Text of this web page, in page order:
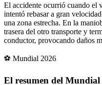
El accidente ocurrió cuando el
intentó rebasar a gran
una zona estrecha. En la
trasera del otro transporte y
conductor, provocando daños
⚽ Mundial 2026
El resumen del